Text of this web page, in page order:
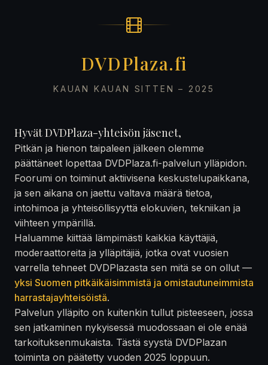
DVDPlaza.fi
KAUAN KAUAN SITTEN – 2025
Hyvät DVDPlaza-yhteisön jäsenet,
Pitkän ja hienon taipaleen jälkeen olemme
päättäneet lopettaa DVDPlaza.fi-palvelun ylläpidon.
Foorumi on toiminut aktiivisena keskustelupaikkana,
ja sen aikana on jaettu valtava määrä tietoa,
intohimoa ja yhteisöllisyyttä elokuvien, tekniikan ja
viihteen ympärillä.
Haluamme kiittää lämpimästi kaikkia käyttäjiä,
moderaattoreita ja ylläpitäjiä, jotka ovat vuosien
varrella tehneet DVDPlazasta sen mitä se on ollut —
yksi Suomen pitkäikäisimmistä ja omistautuneimmista
harrastajayhteisöistä.
Palvelun ylläpito on kuitenkin tullut pisteeseen, jossa
sen jatkaminen nykyisessä muodossaan ei ole enää
tarkoituksenmukaista. Tästä syystä DVDPlazan
toiminta on päätetty vuoden 2025 loppuun.